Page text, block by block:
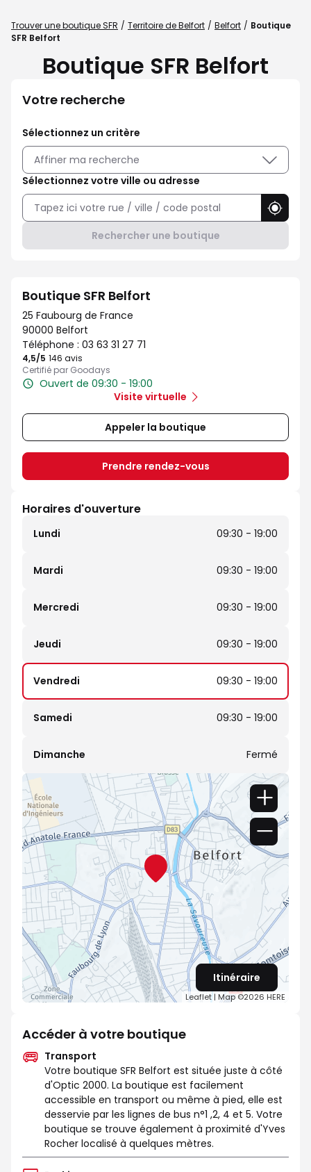
Trouver une boutique SFR Territoire de Belfort Belfort
Boutique
SFR Belfort
Boutique SFR Belfort
Votre recherche
Sélectionnez un critère
Affiner ma recherche
Sélectionnez votre ville ou adresse
Rechercher une boutique
Boutique SFR Belfort
25 Faubourg de France
90000 Belfort
Téléphone : 03 63 31 27 71
4,5/5 Note de 4.5 sur 5
146 avis
Certifié par Goodays
Ouvert de 09:30 - 19:00
Visite virtuelle
Appeler la boutique
Prendre rendez-vous
Horaires d'ouverture
Lundi 09:30 - 19:00
Mardi 09:30 - 19:00
Mercredi 09:30 - 19:00
Jeudi 09:30 - 19:00
Vendredi 09:30 - 19:00
Samedi 09:30 - 19:00
Dimanche Fermé
Leaflet| Map ©2026 HERE
Itinéraire
Accéder à votre boutique
Transport
Votre boutique SFR Belfort est située juste à côté
d'Optic 2000. La boutique est facilement
accessible en transport ou même à pied, elle est
desservie par les lignes de bus n°1 ,2, 4 et 5. Votre
boutique se trouve également à proximité d'Yves
Rocher localisé à quelques mètres.